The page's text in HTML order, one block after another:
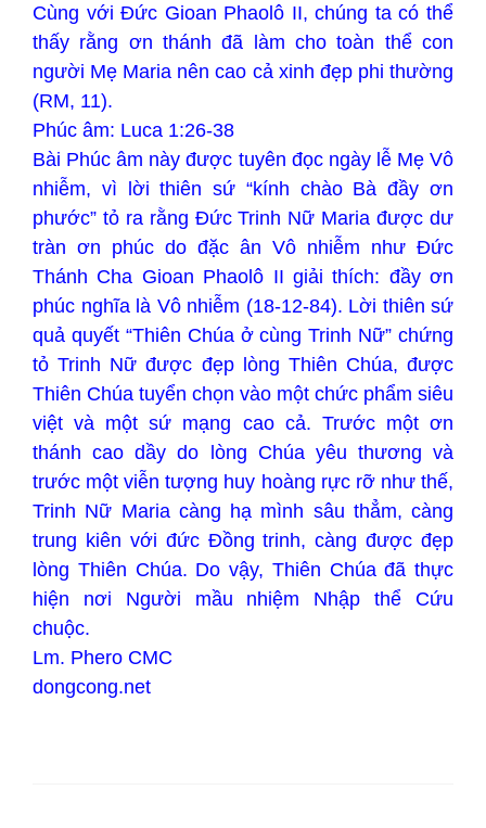
Cùng với Đức Gioan Phaolô II, chúng ta có thể
thấy rằng ơn thánh đã làm cho toàn thể con
người Mẹ Maria nên cao cả xinh đẹp phi thường
(RM, 11).
Phúc âm: Luca 1:26-38
Bài Phúc âm này được tuyên đọc ngày lễ Mẹ Vô
nhiễm, vì lời thiên sứ “kính chào Bà đầy ơn
phước” tỏ ra rằng Đức Trinh Nữ Maria được dư
tràn ơn phúc do đặc ân Vô nhiễm như Đức
Thánh Cha Gioan Phaolô II giải thích: đầy ơn
phúc nghĩa là Vô nhiễm (18-12-84). Lời thiên sứ
quả quyết “Thiên Chúa ở cùng Trinh Nữ” chứng
tỏ Trinh Nữ được đẹp lòng Thiên Chúa, được
Thiên Chúa tuyển chọn vào một chức phẩm siêu
việt và một sứ mạng cao cả. Trước một ơn
thánh cao dầy do lòng Chúa yêu thương và
trước một viễn tượng huy hoàng rực rỡ như thế,
Trinh Nữ Maria càng hạ mình sâu thẳm, càng
trung kiên với đức Đồng trinh, càng được đẹp
lòng Thiên Chúa. Do vậy, Thiên Chúa đã thực
hiện nơi Người mầu nhiệm Nhập thể Cứu
chuộc.
Lm. Phero CMC
dongcong.net